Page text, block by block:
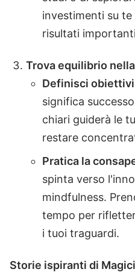
investimenti su
risultati
Trova equilibrio
Definisci
significa
chiari guiderà le
restare
Pratica la
spinta verso
mindfulness.
tempo per
i tuoi traguardi.
Storie ispiranti di